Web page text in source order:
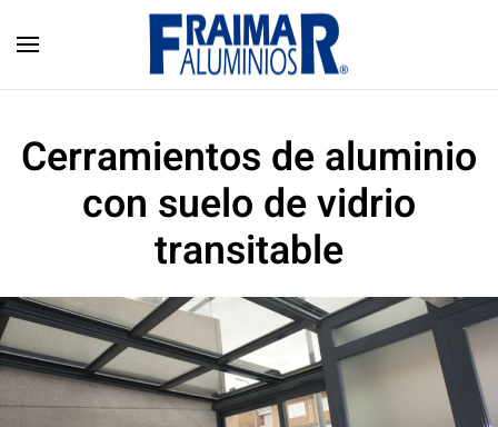
Skip to main content
Cerramientos de aluminio
con suelo de vidrio
transitable